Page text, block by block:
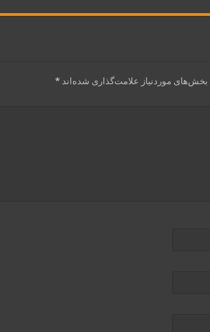
بخش‌های موردنیاز علامت‌گذاری شده‌اند*